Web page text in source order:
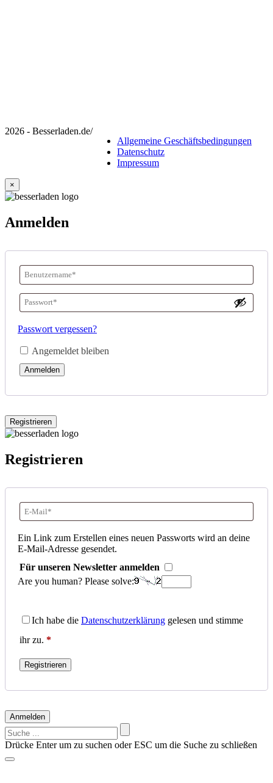
2026 - Besserladen.de/
Allgemeine Geschäftsbedingungen
Datenschutz
Impressum
×
Anmelden
Benutzername
oder
E-
Mail-
Adresse*
Erforderlich
Passwort*
Passwort vergessen?
Angemeldet bleiben
Anmelden
Registrieren
Registrieren
E-
Adresse*
Erforderlich
Ein Link zum Erstellen eines neuen Passworts wird an deine
E-Mail-Adresse gesendet.
Für unseren Newsletter anmelden
Are you human? Please solve:
Ich habe die Datenschutzerklärung gelesen und stimme
ihr zu. *
Registrieren
Anmelden
Suchen
nach:
Drücke Enter um zu suchen oder ESC um die Suche zu schließen